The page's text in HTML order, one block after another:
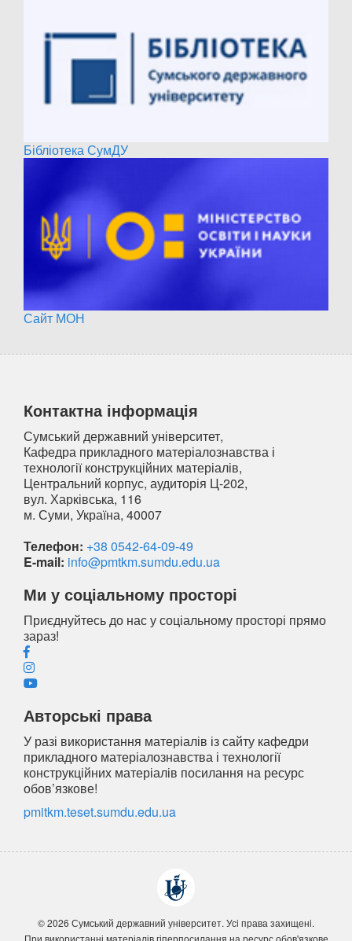
Бібліотека СумДУ
Сайт МОН
Контактна інформація
Сумський державний університет,
Кафедра прикладного матеріалознавства і
технології конструкційних матеріалів,
Центральний корпус, аудиторія Ц-202,
вул. Харківська, 116
м. Суми, Україна, 40007
Телефон: +38 0542-64-09-49
E-mail: info@pmtkm.sumdu.edu.ua
Ми у соціальному просторі
Приєднуйтесь до нас у соціальному просторі прямо
зараз!
Авторські права
У разі використання матеріалів із сайту кафедри
прикладного матеріалознавства і технології
конструкційних матеріалів посилання на ресурс
обов’язкове!
pmitkm.teset.sumdu.edu.ua
© 2026 Сумський державний університет. Усi права захищенi.